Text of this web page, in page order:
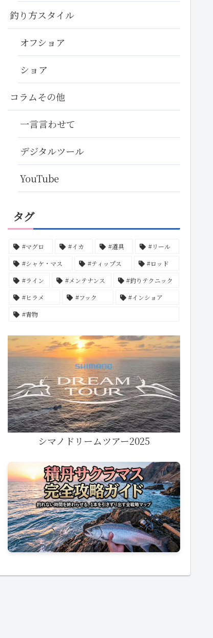
釣り方スタイル
オフショア
ショア
コラムその他
一言言わせて
デジタルツール
YouTube
タグ
#マグロ #イカ #道具
#リール
#シャケ・マス
#ティップス
#ロッド
#ライン
#メンテナンス
#釣りテクニック
#ヒラメ
#フック
#インショア
#青物
シマノドリームツアー2025